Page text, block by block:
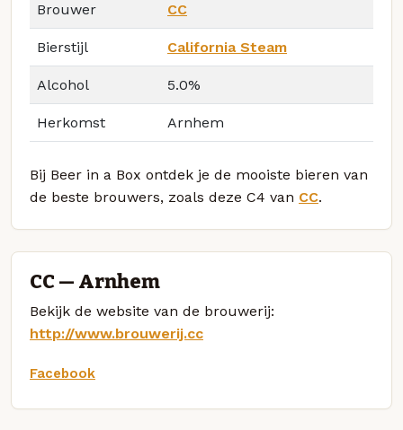
Brouwer CC
Bierstijl California Steam
Alcohol 5.0%
Herkomst Arnhem
Bij Beer in a Box ontdek je de mooiste bieren van
de beste brouwers, zoals deze C4 van CC.
CC — Arnhem
Bekijk de website van de brouwerij:
http://www.brouwerij.cc
Facebook